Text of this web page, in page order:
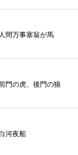
人間万事塞翁が馬
門の虎、後門の狼
河夜船